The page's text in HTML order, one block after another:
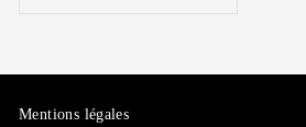
Mentions légales